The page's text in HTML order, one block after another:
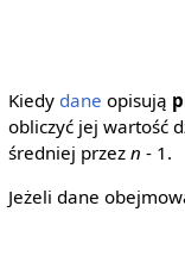
Kiedy dane opisują
obliczyć jej wartość
średniej przez n - 1.
Jeżeli dane